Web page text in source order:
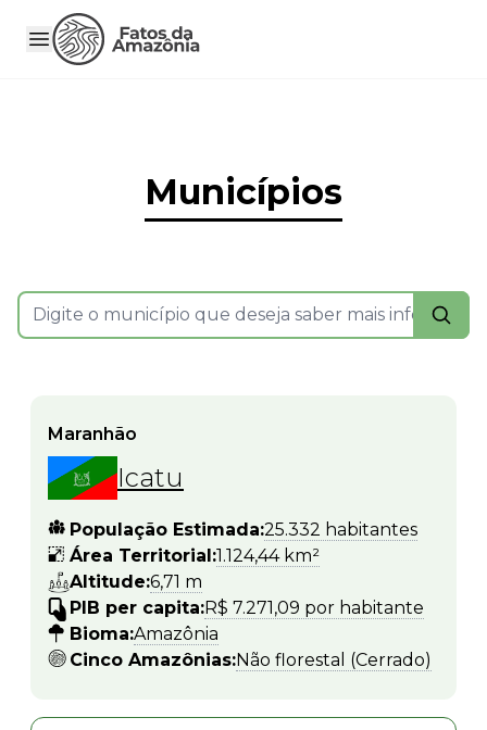
Municípios
Maranhão
Icatu
População Estimada:25.332 habitantes
Área Territorial:1.124,44 km²
Altitude:6,71 m
PIB per capita:R$ 7.271,09 por habitante
Bioma:Amazônia
Cinco Amazônias:Não florestal (Cerrado)